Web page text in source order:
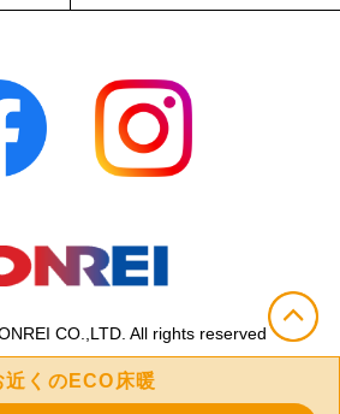
近くのECO床暖
CO.,LTD. All rights reserved